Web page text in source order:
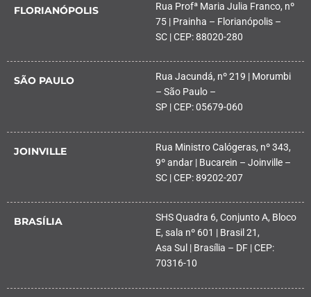
FLORIANÓPOLIS
Rua Profª Maria Julia Franco, nº
75 | Prainha – Florianópolis –
SC | CEP: 88020-280
SÃO PAULO
Rua Jacundá, nº 219 | Morumbi
– São Paulo –
SP | CEP: 05679-060
JOINVILLE
Rua Ministro Calógeras, nº 343,
9º andar | Bucarein – Joinville –
SC | CEP: 89202-207
BRASÍLIA
SHS Quadra 6, Conjunto A, Bloco
E, sala nº 601 | Brasil 21,
Asa Sul | Brasília – DF | CEP:
70316-10